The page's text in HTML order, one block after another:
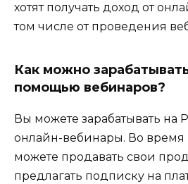
хотят получать доход от
том числе от проведения
Как можно
помощью вебинаров?
Вы можете зарабатывать на
онлайн-вебинары. Во время
можете продавать свои
предлагать подписку на